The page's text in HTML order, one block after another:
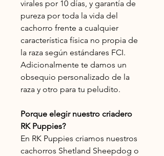
virales por 10 días, y garantía de
pureza por toda la vida del
cachorro frente a cualquier
característica física no propia de
la raza según estándares FCI.
Adicionalmente te damos un
obsequio personalizado de la
raza y otro para tu peludito.
Porque elegir nuestro criadero
RK Puppies?
En RK Puppies criamos nuestros
cachorros Shetland Sheepdog o